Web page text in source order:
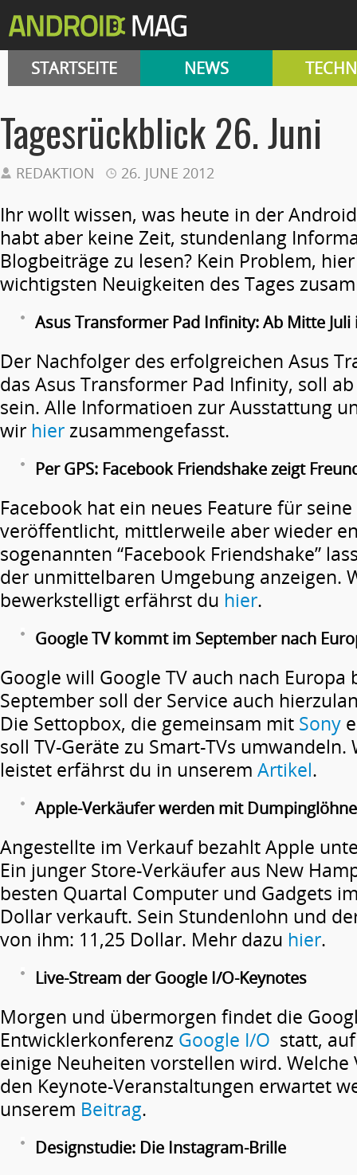
STARTSEITE NEWS
Tagesrückblick 26. Juni
REDAKTION 26. JUNE 2012
Ihr wollt wissen, was heute in der
habt aber keine Zeit, stundenlang
Blogbeiträge zu lesen? Kein Problem,
wichtigsten Neuigkeiten des Tages
Asus Transformer Pad Infinity: Ab Mitte
Der Nachfolger des erfolgreichen Asus
das Asus Transformer Pad Infinity, soll
sein. Alle Informatioen zur Ausstattung
wir hier zusammengefasst.
Per GPS: Facebook Friendshake zeigt
Facebook hat ein neues Feature für
veröffentlicht, mittlerweile aber wieder
sogenannten “Facebook Friendshake”
der unmittelbaren Umgebung anzeigen.
bewerkstelligt erfährst du hier.
Google TV kommt im September nach
Google will Google TV auch nach Europa
September soll der Service auch
Die Settopbox, die gemeinsam mit Sony
soll TV-Geräte zu Smart-TVs umwandeln.
leistet erfährst du in unserem Artikel.
Apple-Verkäufer werden mit
Angestellte im Verkauf bezahlt Apple
Ein junger Store-Verkäufer aus New
besten Quartal Computer und Gadgets
Dollar verkauft. Sein Stundenlohn und
von ihm: 11,25 Dollar. Mehr dazu hier.
Live-Stream der Google I/O-Keynotes
Morgen und übermorgen findet die
Entwicklerkonferenz Google I/O statt,
einige Neuheiten vorstellen wird.
den Keynote-Veranstaltungen erwartet
unserem Beitrag.
Designstudie: Die Instagram-Brille